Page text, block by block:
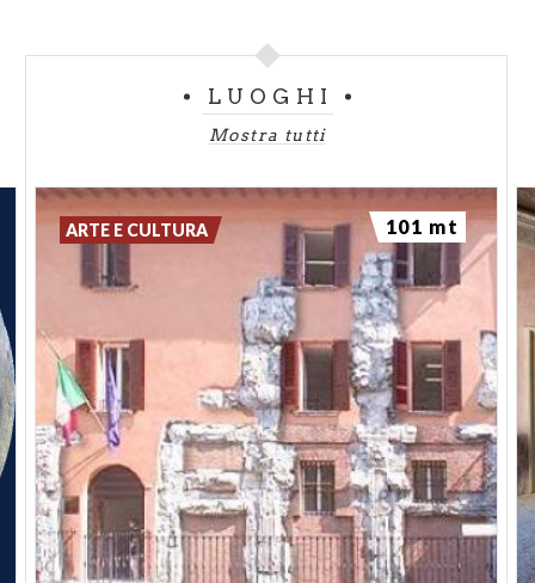
LUOGHI
Mostra tutti
ARTE E CULTURA 101 mt